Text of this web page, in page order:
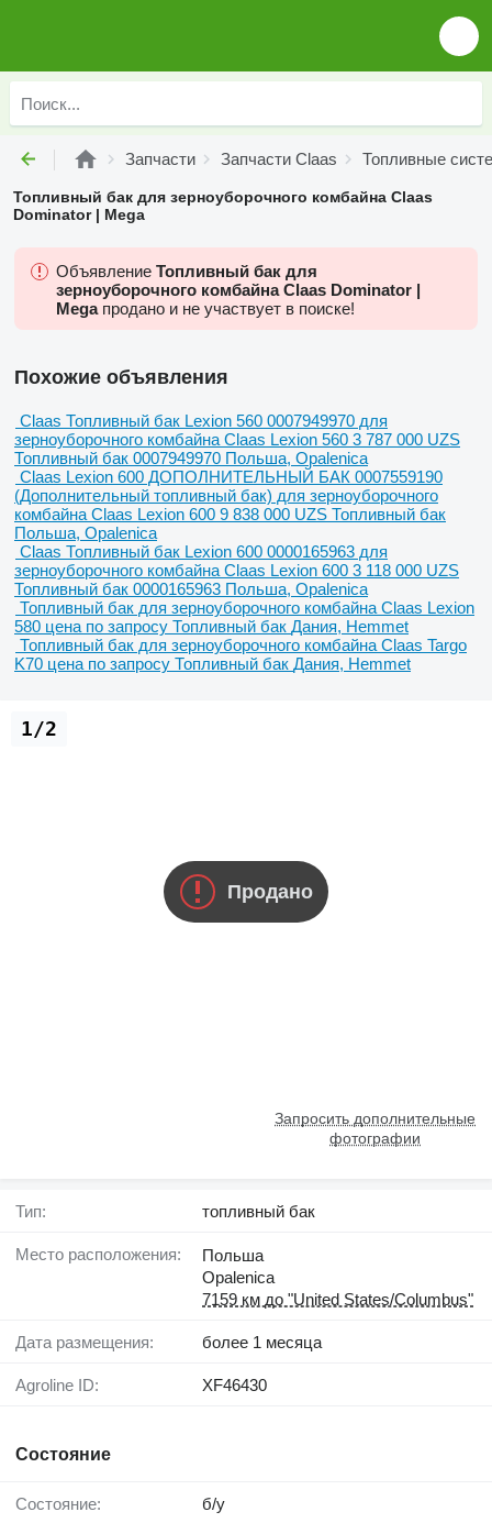
Запчасти Запчасти Claas Топливные
Топливный бак для зерноуборочного комбайна Claas
Dominator | Mega
Объявление Топливный бак для
зерноуборочного комбайна Claas Dominator |
Megaпродано и не участвует в поиске!
Похожие объявления
Claas Топливный бак Lexion 560 0007949970 для
зерноуборочного комбайна Claas Lexion 560 3 787 000 UZS
Топливный бак 0007949970 Польша, Opalenica
Claas Lexion 600 ДОПОЛНИТЕЛЬНЫЙ БАК 0007559190
(Дополнительный топливный бак) для зерноуборочного
комбайна Claas Lexion 600 9 838 000 UZS Топливный бак
Польша, Opalenica
Claas Топливный бак Lexion 600 0000165963 для
зерноуборочного комбайна Claas Lexion 600 3 118 000 UZS
Топливный бак 0000165963 Польша, Opalenica
Топливный бак для зерноуборочного комбайна Claas Lexion
580 цена по запросу Топливный бак Дания, Hemmet
Топливный бак для зерноуборочного комбайна Claas Targo
K70 цена по запросу Топливный бак Дания, Hemmet
Продано
Запросить дополнительные
фотографии
1/2
Тип: топливный бак
Место расположения:
Польша
Opalenica
7159 км до "United States/Columbus"
Дата размещения: более 1 месяца
Agroline ID: XF46430
Состояние
Состояние: б/у